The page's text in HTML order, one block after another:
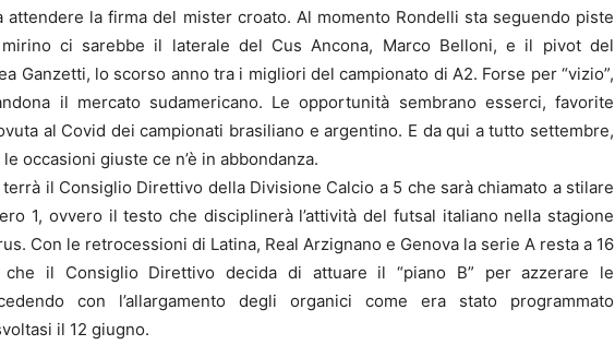
attendere la firma del mister croato. Al momento Rondelli sta seguendo piste
mirino ci sarebbe il laterale del Cus Ancona, Marco Belloni, e il pivot del
Ganzetti, lo scorso anno tra i migliori del campionato di A2. Forse per “vizio”,
il mercato sudamericano. Le opportunità sembrano esserci, favorite
al Covid dei campionati brasiliano e argentino. E da qui a tutto settembre,
occasioni giuste ce n’è in abbondanza.
il Consiglio Direttivo della Divisione Calcio a 5 che sarà chiamato a stilare
1, ovvero il testo che disciplinerà l’attività del futsal italiano nella stagione
Con le retrocessioni di Latina, Real Arzignano e Genova la serie A resta a 16
che il Consiglio Direttivo decida di attuare il “piano B” per azzerare le
con l’allargamento degli organici come era stato programmato
il 12 giugno.